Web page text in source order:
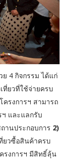
ย 4 กิจกรรม ได้แก่
ยวที่ใช้จ่ายครบ
ครงการฯ สามารถ
ฯ และแลกรับ
านประกอบการ 2)
ยวซื้อสินค้าครบ
รงการฯ มีสิทธิ์ลุ้น